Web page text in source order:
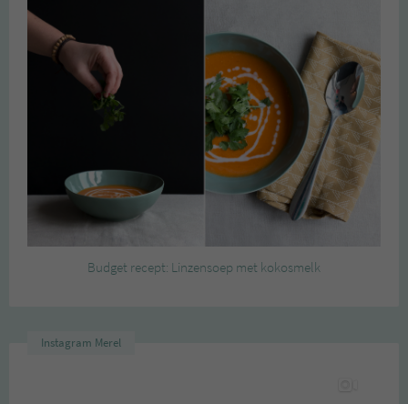
Budget recept: Linzensoep met kokosmelk
Instagram Merel